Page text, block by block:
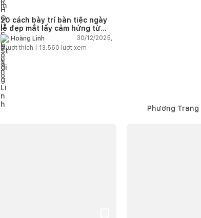
20 cách bày trí bàn tiệc ngày
lễ đẹp mắt lấy cảm hứng từ
phong cách Scandinavia
Hoàng Linh
30/12/2025,
8lượt thích | 13.560 lượt xem
Phương Trang